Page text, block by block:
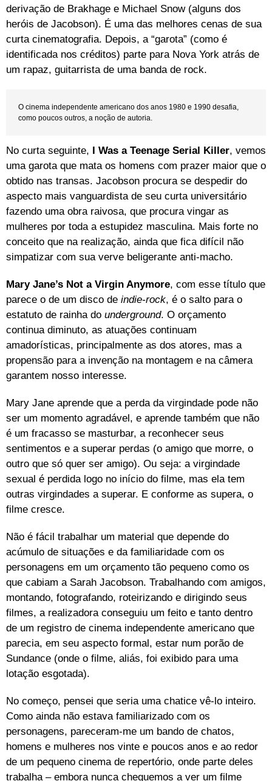
derivação de Brakhage e Michael Snow (alguns dos
heróis de Jacobson). É uma das melhores cenas de sua
curta cinematografia. Depois, a “garota” (como é
identificada nos créditos) parte para Nova York atrás de
um rapaz, guitarrista de uma banda de rock.
O cinema independente americano dos anos 1980 e 1990 desafia,
como poucos outros, a noção de autoria.
No curta seguinte, I Was a Teenage Serial Killer, vemos
uma garota que mata os homens com prazer maior que o
obtido nas transas. Jacobson procura se despedir do
aspecto mais vanguardista de seu curta universitário
fazendo uma obra raivosa, que procura vingar as
mulheres por toda a estupidez masculina. Mais forte no
conceito que na realização, ainda que fica difícil não
simpatizar com sua verve beligerante anti-macho.
Mary Jane’s Not a Virgin Anymore, com esse título que
parece o de um disco de indie-rock, é o salto para o
estatuto de rainha do underground. O orçamento
continua diminuto, as atuações continuam
amadorísticas, principalmente as dos atores, mas a
propensão para a invenção na montagem e na câmera
garantem nosso interesse.
Mary Jane aprende que a perda da virgindade pode não
ser um momento agradável, e aprende também que não
é um fracasso se masturbar, a reconhecer seus
sentimentos e a superar perdas (o amigo que morre, o
outro que só quer ser amigo). Ou seja: a virgindade
sexual é perdida logo no início do filme, mas ela tem
outras virgindades a superar. E conforme as supera, o
filme cresce.
Não é fácil trabalhar um material que depende do
acúmulo de situações e da familiaridade com os
personagens em um orçamento tão pequeno como os
que cabiam a Sarah Jacobson. Trabalhando com amigos,
montando, fotografando, roteirizando e dirigindo seus
filmes, a realizadora conseguiu um feito e tanto dentro
de um registro de cinema independente americano que
parecia, em seu aspecto formal, estar num porão de
Sundance (onde o filme, aliás, foi exibido para uma
lotação esgotada).
No começo, pensei que seria uma chatice vê-lo inteiro.
Como ainda não estava familiarizado com os
personagens, pareceram-me um bando de chatos,
homens e mulheres nos vinte e poucos anos e ao redor
de um pequeno cinema de repertório, onde parte deles
trabalha – embora nunca cheguemos a ver um filme